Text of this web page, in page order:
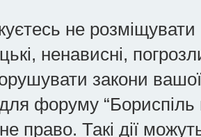
не розміщувати
ненависні,
закони
форуму
право. Такі дії